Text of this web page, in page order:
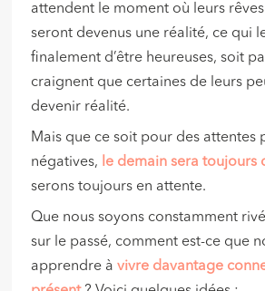
attendent le moment où leurs
seront devenus une réalité, ce qui
finalement d’être heureuses, soit
craignent que certaines de leurs
devenir réalité.
Mais que ce soit pour des attentes
négatives,
le demain sera toujours
serons toujours en attente.
Que nous soyons constamment
sur le passé, comment est-ce que
apprendre àvivre davantage